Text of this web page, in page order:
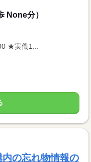
None分）
★実働1...
内の忘れ物情報の